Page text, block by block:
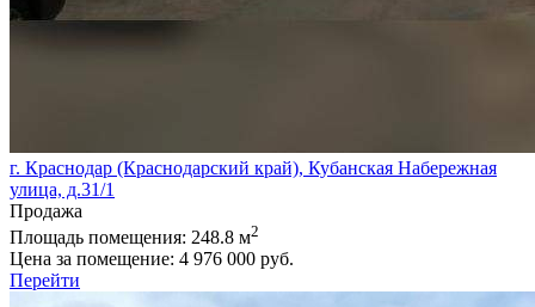
г. Краснодар (Краснодарский край), Кубанская Набережная
улица, д.31/1
Продажа
Площадь помещения: 248.8 м2
Цена за помещение: 4 976 000 руб.
Перейти